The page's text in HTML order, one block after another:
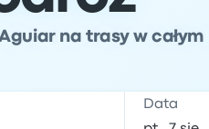
na trasy w całym
Data